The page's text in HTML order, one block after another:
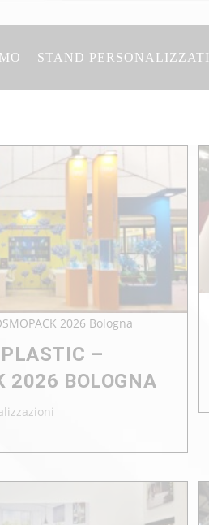
STAND PERSONALIZZATI
2026 Bologna
–
2026 BOLOGNA